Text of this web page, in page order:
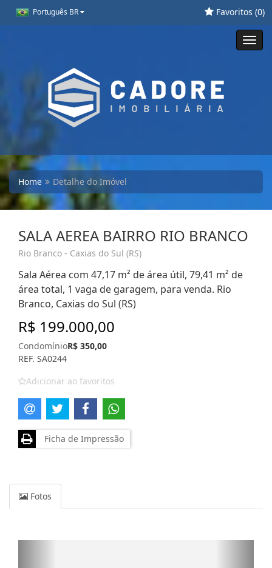
Português BR Favoritos (0)
Home Detalhe do Imóvel
SALA AEREA BAIRRO RIO BRANCO
Rio Branco - Caxias do Sul (RS)
Sala Aérea com 47,17 m² de área útil, 79,41 m² de
área total, 1 vaga de garagem, para venda. Rio
Branco, Caxias do Sul (RS)
R$ 199.000,00
CondomínioR$ 350,00
REF. SA0244
Adicionar ao favoritos
Ficha de Impressão
Fotos